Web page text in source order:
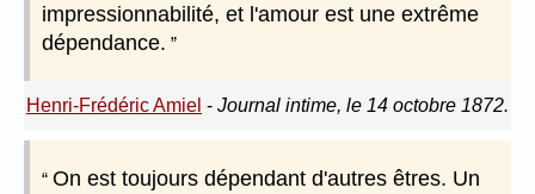
impressionnabilité, et l'amour est une extrême
dépendance.
Henri-Frédéric Amiel - Journal intime, le 14 octobre 1872.
On est toujours dépendant d'autres êtres. Un